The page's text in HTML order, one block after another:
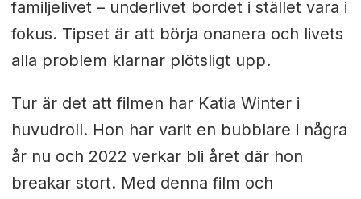
familjelivet ­– underlivet bordet i stället vara i
fokus. Tipset är att börja onanera och livets
alla problem klarnar plötsligt upp.
Tur är det att filmen har Katia Winter i
huvudroll. Hon har varit en bubblare i några
år nu och 2022 verkar bli året där hon
breakar stort. Med denna film och